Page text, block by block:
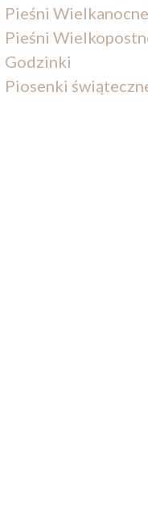
Pieśni Wielkanocne
Pieśni
Godzinki
Piosenki